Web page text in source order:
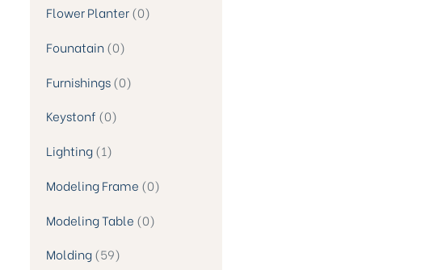
Flower Planter 0
Founatain 0
Furnishings 0
Keystonf 0
Lighting 1
Modeling Frame 0
Modeling Table 0
Molding 59